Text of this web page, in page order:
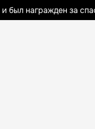
был награжден за